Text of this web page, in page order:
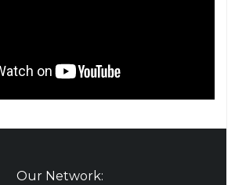
Our Network: